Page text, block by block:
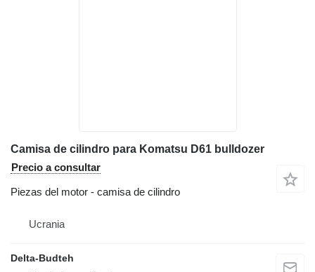
Camisa de cilindro para Komatsu D61 bulldozer
Precio a consultar
Piezas del motor - camisa de cilindro
Ucrania
Delta-Budteh